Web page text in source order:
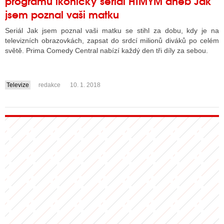
TELEVIZE
TELEVIZÍ
INTERNET
RÁDIA
STRÁNKY RÁDIÍ
STRÁNKY TV
TISK
jsem poznal vaši matku
Seriál Jak jsem poznal vaši matku se stihl za dobu, kdy je na
televizních obrazovkách, zapsat do srdcí milionů diváků po celém
světě. Prima Comedy Central nabízí každý den tři díly za sebou.
....
Televize redakce 10. 1. 2018